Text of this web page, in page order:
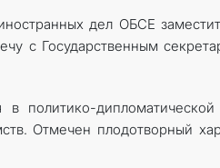
дел ОБСЕ
с Государственным
политико-
Отмечен плодотворный